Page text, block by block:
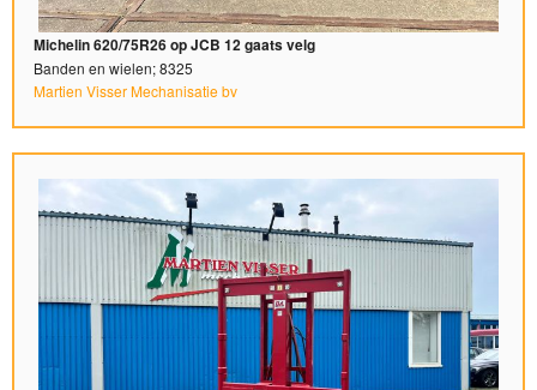
Michelin 620/75R26 op JCB 12 gaats velg
Banden en wielen; 8325
Martien Visser Mechanisatie bv